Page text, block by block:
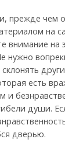
прежде чем
на
внимание на
нужно
есть
и
души.
дверью.